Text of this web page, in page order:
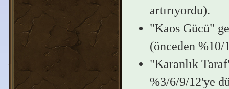
artırıyordu).
"Kaos Gücü"
(önceden
"Karanlık
%3/6/9/12'ye